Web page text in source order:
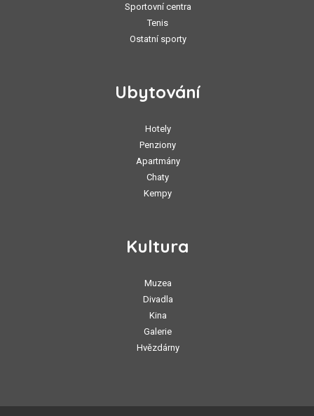
Sportovní centra
Tenis
Ostatní sporty
Ubytování
Hotely
Penziony
Apartmány
Chaty
Kempy
Kultura
Muzea
Divadla
Kina
Galerie
Hvězdárny